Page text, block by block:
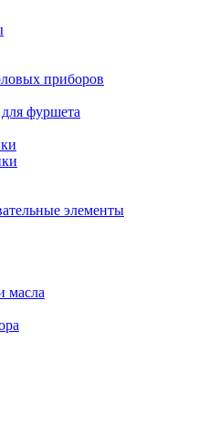
приборов
фуршета
элементы
масла